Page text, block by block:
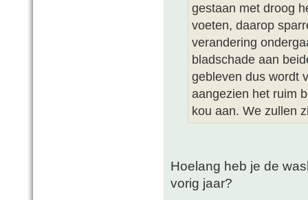
gestaan met droog
voeten, daarop
verandering
bladschade aan
gebleven dus wordt
aangezien het ruim
kou aan. We zullen
Hoelang heb je de
vorig jaar?